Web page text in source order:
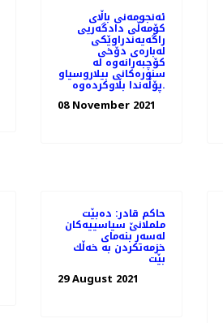
ئه‌نجومه‌نی باڵای
كۆمه‌ڵی دادگه‌ریی
راگه‌یه‌ندراوێكی
له‌باره‌ی دۆخی
كۆچبه‌رانه‌وه‌ له‌
سنوره‌كانی بیلاروسیاو
پۆڵه‌ندا بڵاوكرده‌وه‌.
08 November 2021
حاكم قادر: دەبێت
ململانێ سیاسییەكان
لەسەر بنەمای
خزمەتكردن بە خەڵك
بێت
29 August 2021